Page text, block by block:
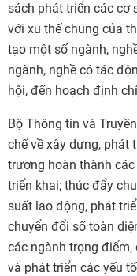
sách phát triển các cơ
với xu thế chung của
tạo một số ngành,
ngành, nghề có tác
hội, đến hoạch định
Bộ Thông tin và
chế về xây dựng, phát
trương hoàn thành
triển khai; thúc đẩy
suất lao động, phát
chuyển đổi số toàn
các ngành trọng
và phát triển các yếu